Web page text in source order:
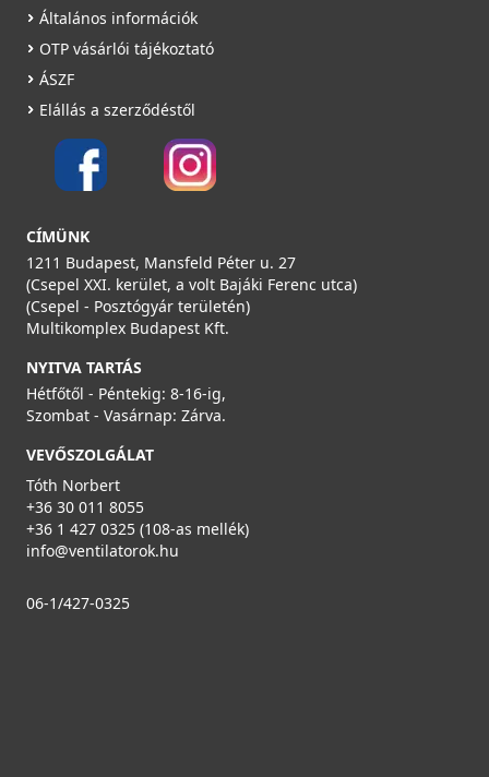
Általános információk
OTP vásárlói tájékoztató
ÁSZF
Elállás a szerződéstől
CÍMÜNK
1211 Budapest, Mansfeld Péter u. 27
(Csepel XXI. kerület, a volt Bajáki Ferenc utca)
(Csepel - Posztógyár területén)
Multikomplex Budapest Kft.
NYITVA TARTÁS
Hétfőtől - Péntekig: 8-16-ig,
Szombat - Vasárnap: Zárva.
VEVŐSZOLGÁLAT
Tóth Norbert
+36 30 011 8055
+36 1 427 0325 (108-as mellék)
info@ventilatorok.hu
06-1/427-0325